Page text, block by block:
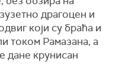
драгоцен и
који су браћа и
током Рамазана, а
дане крунисан